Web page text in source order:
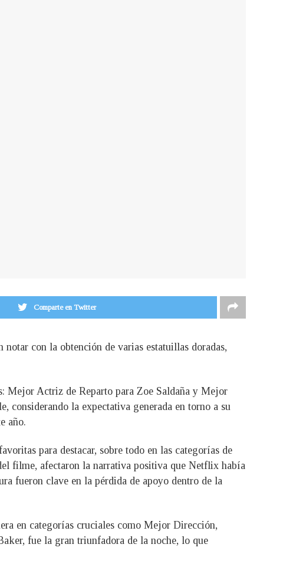
Comparte en Twitter
con la obtención de varias estatuillas doradas,
Mejor Actriz de Reparto para Zoe Saldaña y Mejor
la expectativa generada en torno a su
año.
para destacar, sobre todo en las categorías de
filme, afectaron la narrativa positiva que Netflix había
fueron clave en la pérdida de apoyo dentro de la
en categorías cruciales como Mejor Dirección,
fue la gran triunfadora de la noche, lo que